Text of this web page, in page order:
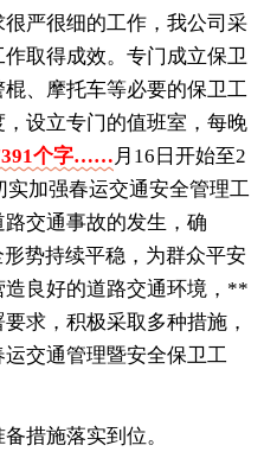
严很细的工作，我公司采
取得成效。专门成立保卫
、摩托车等必要的保卫工
设立专门的值班室，每晚
个字…… 月16日开始至2
实加强春运交通安全管理工
交通事故的发生，确
势持续平稳，为群众平安
造良好的道路交通环境，**
求，积极采取多种措施，
交通管理暨安全保卫工
措施落实到位。